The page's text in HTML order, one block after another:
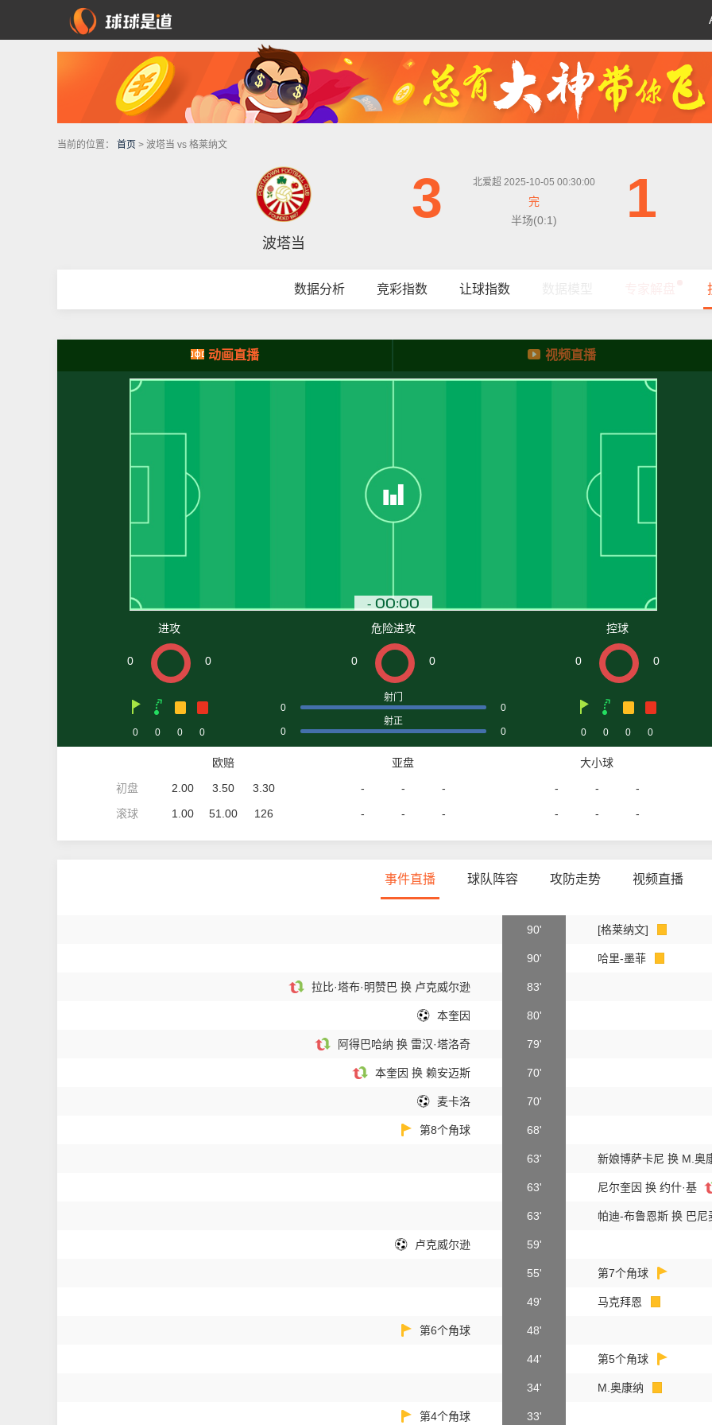
当前的位置： 首页 > 波塔当 vs 格莱纳文
波塔当
3 1
北爱超 2025-10-05 00:30:00
完
半场(0:1)
数据分析 竞彩指数 让球指数
动画直播 视频直播
进攻
0 0
0 0 0 0
危险进攻
0 0
0 0
射门
0 0
射正
控球
0 0
0 0 0 0
初盘
滚球
欧赔
2.00
3.50
3.30
1.00
51.00 126
亚盘
-
-
-
-
- -
大小球
-
-
-
-
- -
事件直播 球队阵容 攻防走势 视频直播
[格莱纳文]
90'
哈里-墨菲
90'
拉比·塔布·明赞巴 换 卢克威尔逊 83'
本奎因 80'
阿得巴哈纳 换 雷汉·塔洛奇 79'
本奎因 换 赖安迈斯 70'
麦卡洛 70'
第8个角球 68'
新娘博萨卡尼 换 M.奥
63'
尼尔奎因 换 约什·基
63'
帕迪-布鲁恩斯 换 巴
63'
卢克威尔逊 59'
第7个角球
55'
马克拜恩
49'
第6个角球 48'
第5个角球
44'
M.奥康纳
34'
第4个角球 33'